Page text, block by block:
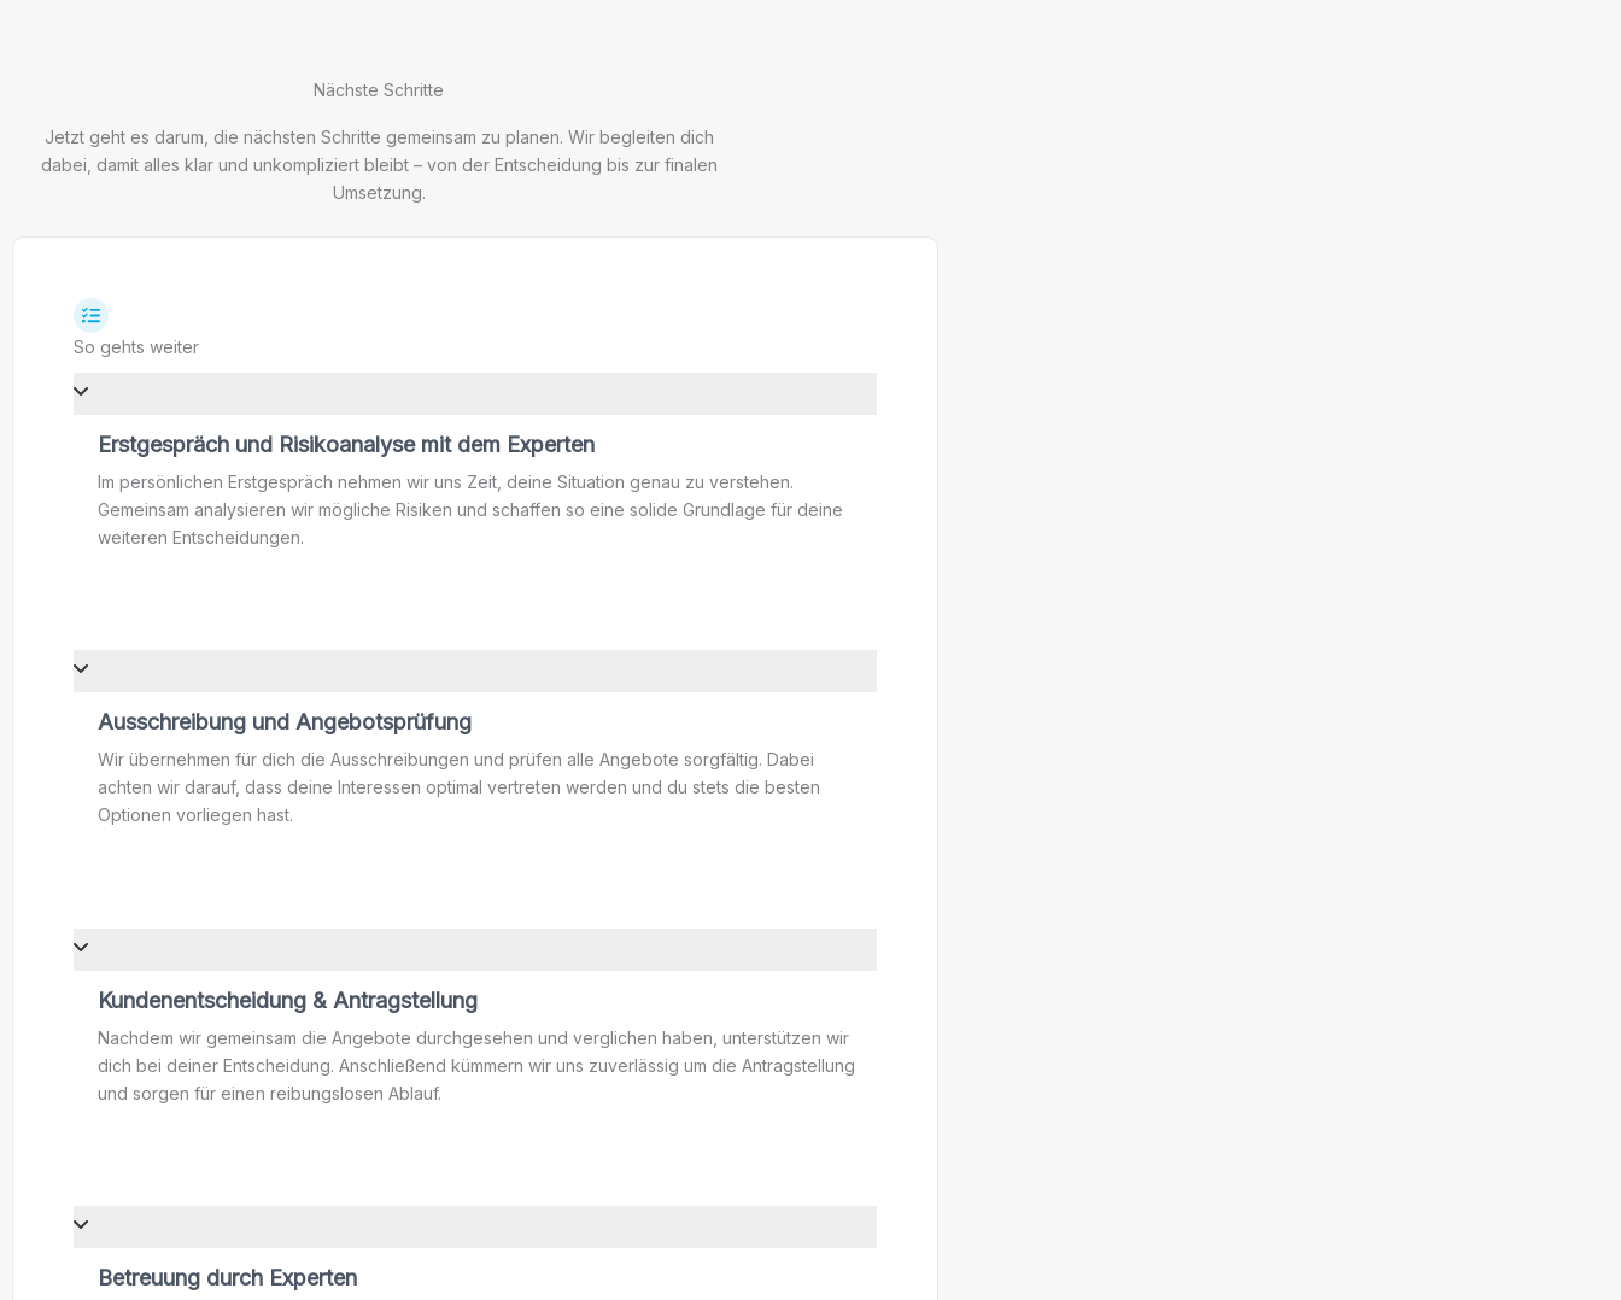
Nächste Schritte
Jetzt geht es darum, die nächsten Schritte gemeinsam zu planen. Wir begleiten dich
dabei, damit alles klar und unkompliziert bleibt – von der Entscheidung bis zur finalen
Umsetzung.
So gehts weiter
Erstgespräch und Risikoanalyse mit dem Experten
Im persönlichen Erstgespräch nehmen wir uns Zeit, deine Situation genau zu verstehen.
Gemeinsam analysieren wir mögliche Risiken und schaffen so eine solide Grundlage für deine
weiteren Entscheidungen.
Ausschreibung und Angebotsprüfung
Wir übernehmen für dich die Ausschreibungen und prüfen alle Angebote sorgfältig. Dabei
achten wir darauf, dass deine Interessen optimal vertreten werden und du stets die besten
Optionen vorliegen hast.
Kundenentscheidung & Antragstellung
Nachdem wir gemeinsam die Angebote durchgesehen und verglichen haben, unterstützen wir
dich bei deiner Entscheidung. Anschließend kümmern wir uns zuverlässig um die Antragstellung
und sorgen für einen reibungslosen Ablauf.
Betreuung durch Experten